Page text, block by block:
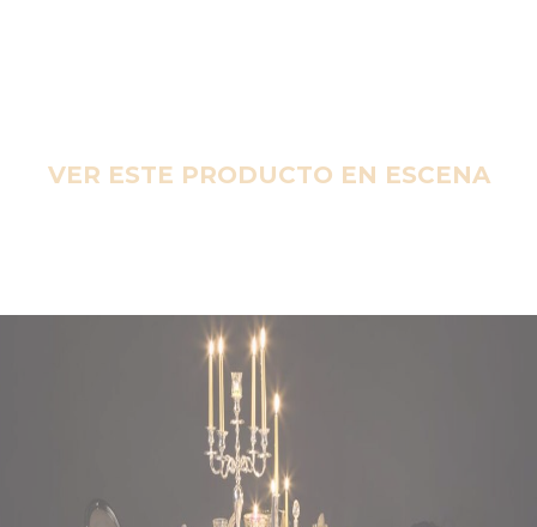
VER ESTE PRODUCTO EN ESCENA